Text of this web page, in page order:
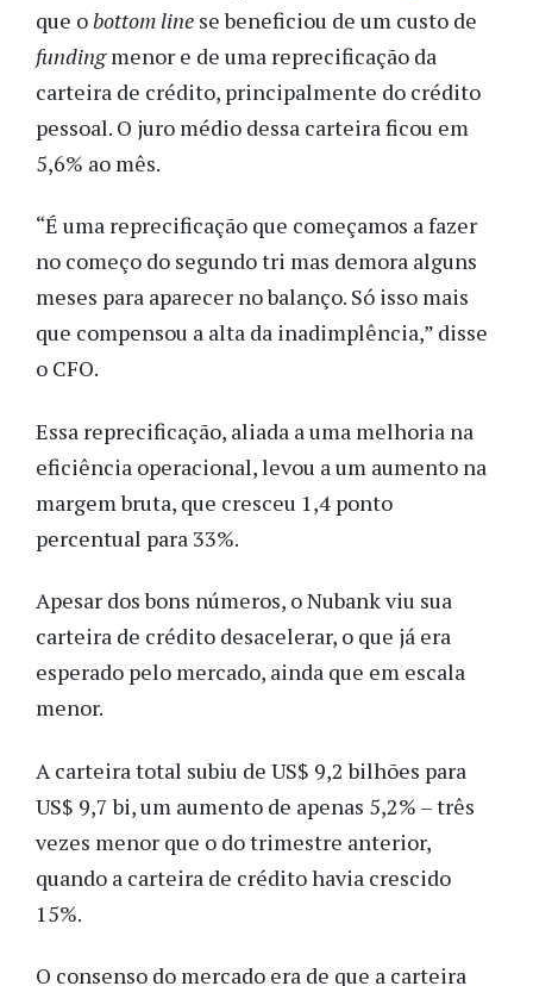
que obottom line se beneficiou de um custo de
fundingmenor e de uma reprecificação da
carteira de crédito, principalmente do crédito
pessoal. O juro médio dessa carteira ficou em
5,6% ao mês.
“É uma reprecificação que começamos a fazer
no começo do segundo tri mas demora alguns
meses para aparecer no balanço. Só isso mais
que compensou a alta da inadimplência,” disse
o CFO.
Essa reprecificação, aliada a uma melhoria na
eficiência operacional, levou a um aumento na
margem bruta, que cresceu 1,4 ponto
percentual para 33%.
Apesar dos bons números, o Nubank viu sua
carteira de crédito desacelerar, o que já era
esperado pelo mercado, ainda que em escala
menor.
A carteira total subiu de US$ 9,2 bilhões para
US$ 9,7 bi, um aumento de apenas 5,2% – três
vezes menor que o do trimestre anterior,
quando a carteira de crédito havia crescido
15%.
O consenso do mercado era de que a carteira